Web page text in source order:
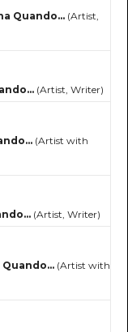
Quando... (Artist,
(Artist, Writer)
(Artist with
(Artist, Writer)
Quando... (Artist with